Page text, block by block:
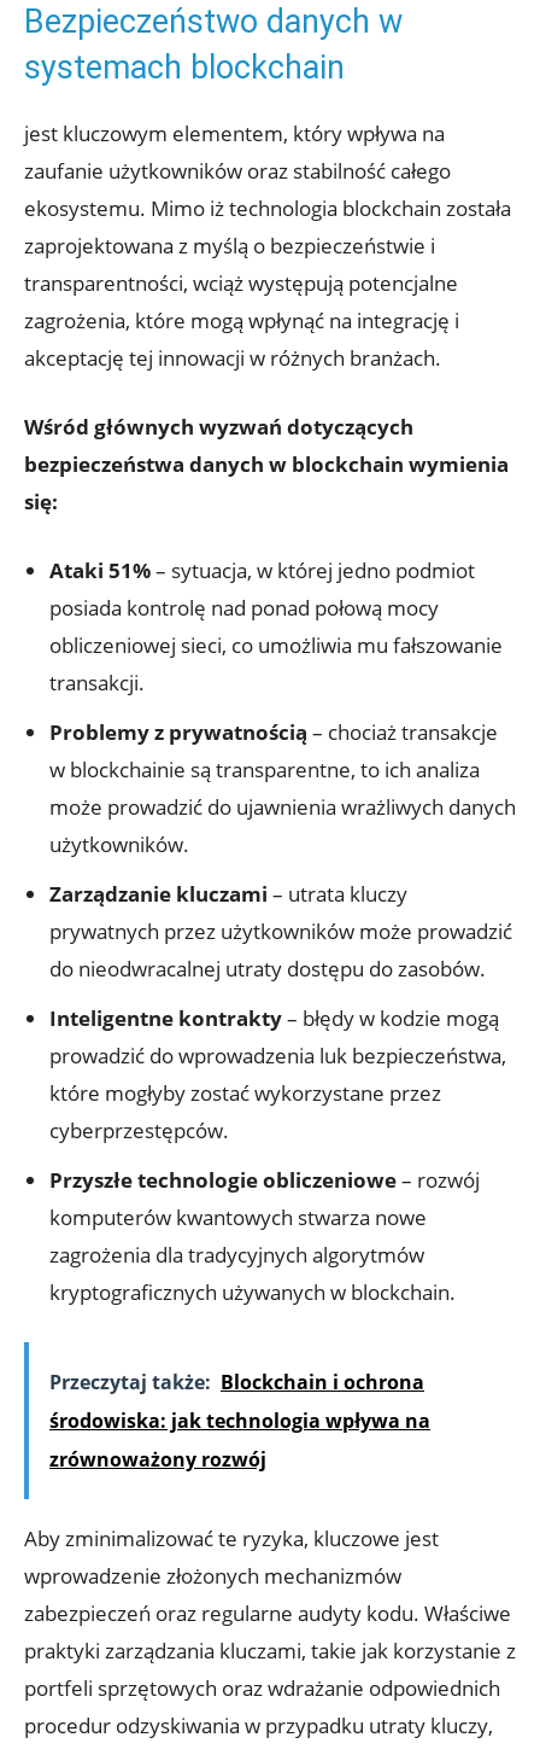
Bezpieczeństwo danych w
systemach blockchain
jest kluczowym elementem, który wpływa na
zaufanie użytkowników oraz ​stabilność całego
ekosystemu. Mimo iż ⁤technologia blockchain została
zaprojektowana z myślą o bezpieczeństwie i
transparentności, wciąż występują potencjalne
zagrożenia, które mogą wpłynąć na integrację i
akceptację tej innowacji w różnych branżach.
Wśród głównych wyzwań dotyczących
bezpieczeństwa danych w ‌blockchain wymienia
się:
Ataki 51%– sytuacja, w której jedno podmiot
posiada‍ kontrolę nad ponad połową mocy
obliczeniowej sieci, co umożliwia⁣ mu fałszowanie‍
transakcji.
Problemy z prywatnością – chociaż transakcje
w blockchainie są transparentne, to ich analiza
może prowadzić do ujawnienia wrażliwych danych
użytkowników.
Zarządzanie kluczami – utrata⁢ kluczy
prywatnych przez użytkowników może prowadzić
do nieodwracalnej utraty dostępu do zasobów.
Inteligentne kontrakty– błędy w kodzie‌ mogą
prowadzić do wprowadzenia​ luk bezpieczeństwa,⁢
które⁣ mogłyby zostać wykorzystane przez
cyberprzestępców.
Przyszłe technologie ​obliczeniowe– rozwój
komputerów kwantowych stwarza nowe
zagrożenia dla tradycyjnych algorytmów
kryptograficznych używanych w blockchain.
Przeczytaj także: Blockchain i ochrona
środowiska: jak technologia wpływa na
zrównoważony rozwój
Aby zminimalizować te ryzyka, kluczowe jest
wprowadzenie złożonych mechanizmów
zabezpieczeń oraz regularne audyty kodu. Właściwe
praktyki zarządzania kluczami, takie jak korzystanie z
portfeli sprzętowych oraz wdrażanie odpowiednich
procedur odzyskiwania w przypadku utraty kluczy,